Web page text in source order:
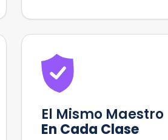
El Mismo Maestro
En Cada Clase